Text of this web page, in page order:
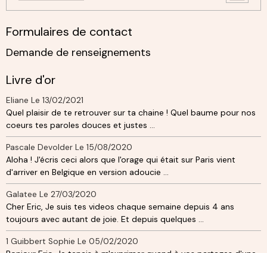
Formulaires de contact
Demande de renseignements
Livre d'or
Eliane Le 13/02/2021
Quel plaisir de te retrouver sur ta chaine ! Quel baume pour nos
coeurs tes paroles douces et justes ...
Pascale Devolder Le 15/08/2020
Aloha ! J'écris ceci alors que l'orage qui était sur Paris vient
d'arriver en Belgique en version adoucie ...
Galatee Le 27/03/2020
Cher Eric, Je suis tes videos chaque semaine depuis 4 ans
toujours avec autant de joie. Et depuis quelques ...
1 Guibbert Sophie Le 05/02/2020